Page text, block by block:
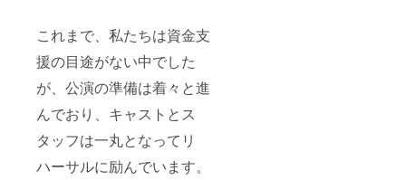
これまで、私たちは資金支
援の目途がない中でした
が、公演の準備は着々と進
んでおり、キャストとス
タッフは一丸となってリ
ハーサルに励んでいます。